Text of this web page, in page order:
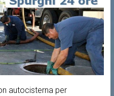
autocisterna per